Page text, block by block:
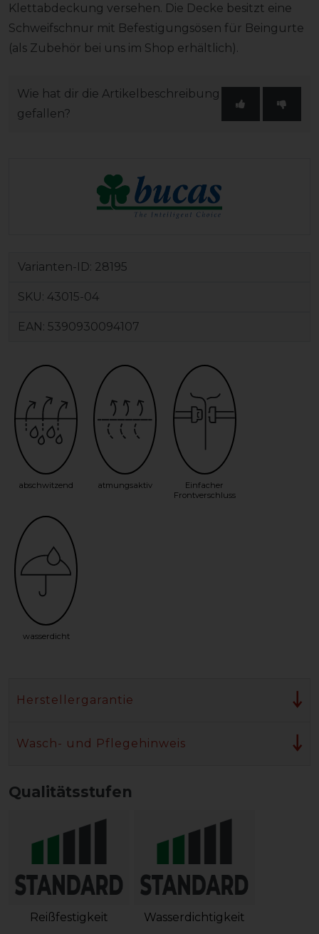
Klettabdeckung versehen. Die Decke besitzt eine
Schweifschnur mit Befestigungsösen für Beingurte
(als Zubehör bei uns im Shop erhältlich).
Wie hat dir die Artikelbeschreibung
gefallen?
Varianten-ID: 28195
SKU: 43015-04
EAN: 5390930094107
abschwitzend atmungsaktiv
Einfacher
Frontverschluss
wasserdicht
Herstellergarantie
Wasch- und Pflegehinweis
Qualitätsstufen
Reißfestigkeit Wasserdichtigkeit